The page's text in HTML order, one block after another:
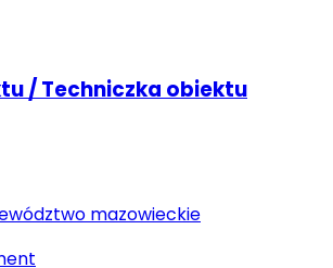
/ Techniczka obiektu
mazowieckie